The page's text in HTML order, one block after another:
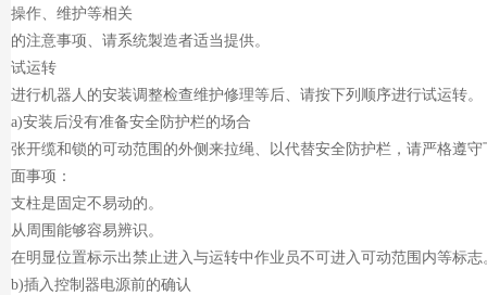
操作、维护等相关
的注意事项、请系统製造者适当提供。
试运转
进行机器人的安装调整检查维护修理等后、请按下列顺序进行试运转。
a)安装后没有准备安全防护栏的场合
张开缆和锁的可动范围的外侧来拉绳、以代替安全防护栏，请严格遵守
面事项：
支柱是固定不易动的。
从周围能够容易辨识。
在明显位置标示出禁止进入与运转中作业员不可进入可动范围内等标志
b)插入控制器电源前的确认